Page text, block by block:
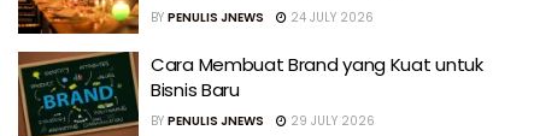
BY PENULIS JNEWS 24 JULY 2026
Cara Membuat Brand yang Kuat untuk
Bisnis Baru
BY PENULIS JNEWS 29 JULY 2026